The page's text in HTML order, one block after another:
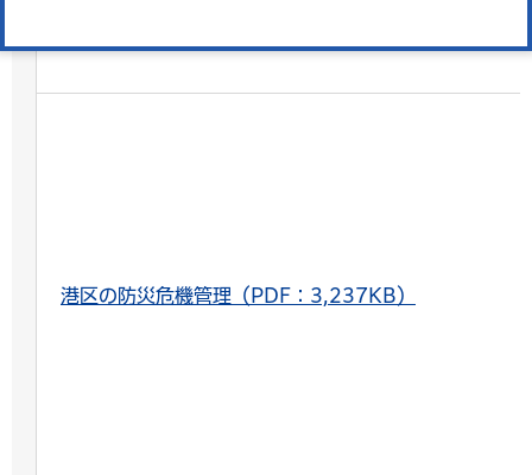
港区の防災危機管理（PDF：3,237KB）